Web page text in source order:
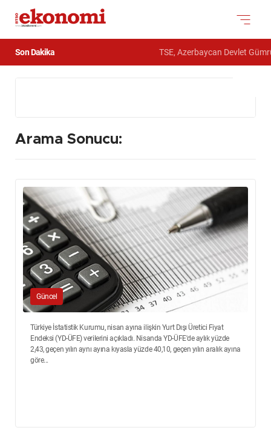
Son Dakika TSE, Azerbaycan Devlet Gümrük
Arama Sonucu:
Güncel
Türkiye İstatistik Kurumu, nisan ayına ilişkin Yurt Dışı Üretici Fiyat
Endeksi (YD-ÜFE) verilerini açıkladı. Nisanda YD-ÜFE'de aylık yüzde
2,43, geçen yılın aynı ayına kıyasla yüzde 40,10, geçen yılın aralık ayına
göre...